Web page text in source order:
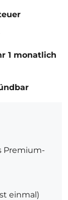
1 monatlich
Premium-
einmal)